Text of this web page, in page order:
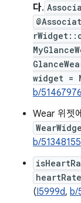
다.
widget =
b/
Wear 위젯
b/
(I5999d, b/